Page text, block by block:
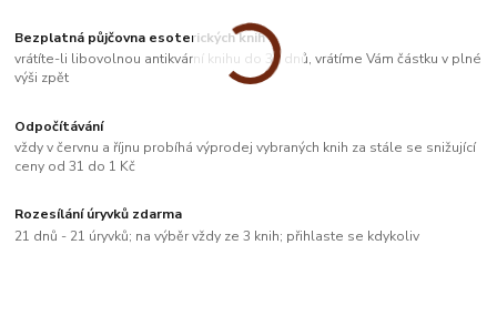
Bezplatná půjčovna esoterických knih
vrátíte-li libovolnou antikvární knihu do 33 dnů, vrátíme Vám částku v plné
výši zpět
Odpočítávání
vždy v červnu a říjnu probíhá výprodej vybraných knih za stále se snižující
ceny od 31 do 1 Kč
Rozesílání úryvků zdarma
21 dnů - 21 úryvků; na výběr vždy ze 3 knih; přihlaste se kdykoliv